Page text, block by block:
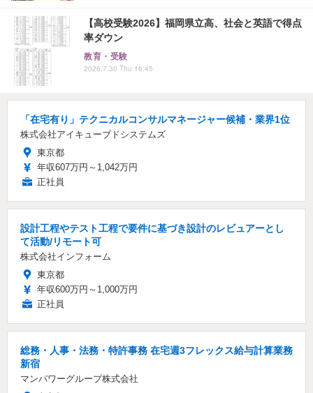
【高校受験2026】福岡県立高、社会と英語で得点
率ダウン
教育・受験
2026.7.30 Thu 16:45
「在宅有り」テクニカルコンサルマネージャー候補・業界1位
株式会社アイキューブドシステムズ
東京都
年収607万円～1,042万円
正社員
設計工程やテスト工程で要件に基づき設計のレビュアーとし
て活動/リモート可
株式会社インフォーム
東京都
年収600万円～1,000万円
正社員
総務・人事・法務・特許事務 在宅週3フレックス給与計算業務
新宿
マンパワーグループ株式会社